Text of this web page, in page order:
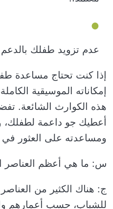
عدم تزويد طفلك
إذا كنت تحتاج مساعدة
إمكاناته الموسيقية
هذه الكوارث الشائعة.
أعطيك جو داعمة لطفلك،
ومساعدته على العثور
س: ما هي أعظم العناصر
ج: هناك الكثير من
للشباب، حسب أعمارهم